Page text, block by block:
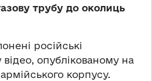
трубу до околиць
російські
відео, опублікованому на
корпусу.